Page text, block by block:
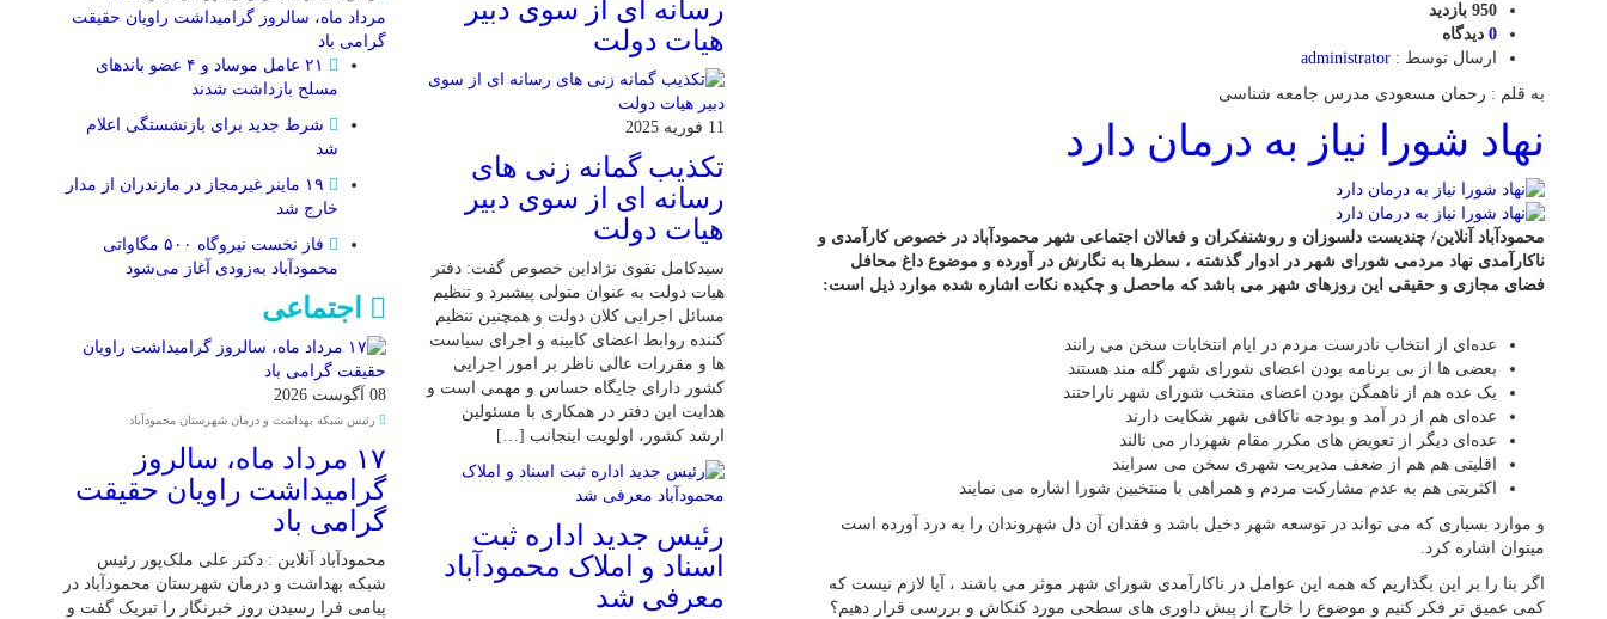
950 بازدید
0 دیدگاه
ارسال توسط : administrator
به قلم : رحمان مسعودی مدرس جامعه شناسی
نهاد شورا نیاز به درمان دارد
محمودآباد آنلاین/ چندیست دلسوزان و روشنفکران و فعالان اجتماعی شهر محمودآباد در خصوص کارآمدی و
ناکارآمدی نهاد مردمی شورای شهر در ادوار گذشته ، سطرها به نگارش در آورده و موضوع داغ محافل
فضای مجازی و حقیقی این روزهای شهر می باشد که ماحصل و چکیده نکات اشاره شده موارد ذیل است:
عده‌ای از انتخاب نادرست مردم در ایام انتخابات سخن می رانند
بعضی ها از بی برنامه بودن اعضای شورای شهر گله مند هستند
یک عده هم از ناهمگن بودن اعضای منتخب شورای شهر ناراحتند
عده‌ای هم از در آمد و بودجه ناکافی شهر شکایت دارند
عده‌ای دیگر از تعویض های مکرر مقام شهردار می نالند
اقلیتی هم هم از ضعف مدیریت شهری سخن می سرایند
اکثریتی هم به عدم مشارکت مردم و همراهی با منتخبین شورا اشاره می نمایند
و موارد بسیاری که می تواند در توسعه شهر دخیل باشد و فقدان آن دل شهروندان را به درد آورده است
میتوان اشاره کرد.
اگر بنا را بر این بگذاریم که همه این عوامل در ناکارآمدی شورای شهر موثر می باشند ، آیا لازم نیست که
کمی عمیق تر فکر کنیم و موضوع را خارج از پیش داوری های سطحی مورد کنکاش و بررسی قرار دهیم؟
رسانه ای از سوی دبیر
هیات دولت
11 فوریه 2025
تکذیب گمانه زنی های
رسانه ای از سوی دبیر
هیات دولت
سیدکامل تقوی نژاداین خصوص گفت: دفتر
هیات دولت به عنوان متولی پیشبرد و تنظیم
مسائل اجرایی کلان دولت و همچنین تنظیم
کننده روابط اعضای کابینه و اجرای سیاست
ها و مقررات عالی ناظر بر امور اجرایی
کشور دارای جایگاه حساس و مهمی است و
هدایت این دفتر در همکاری با مسئولین
ارشد کشور، اولویت اینجانب […]
رئیس جدید اداره ثبت
اسناد و املاک محمودآباد
معرفی شد
مرداد ماه، سالروز گرامیداشت راویان حقیقت
گرامی باد
۲۱ عامل موساد و ۴ عضو باند‌های
مسلح بازداشت شدند
شرط جدید برای بازنشستگی اعلام
شد
۱۹ ماینر غیرمجاز در مازندران از مدار
خارج شد
فاز نخست نیروگاه ۵۰۰ مگاواتی
محمودآباد به‌زودی آغاز می‌شود
اجتماعی
08 آگوست 2026
رئیس شبکه بهداشت و درمان شهرستان محمودآباد
۱۷ مرداد ماه، سالروز
گرامیداشت راویان حقیقت
گرامی باد
محمودآباد آنلاین : دکتر علی ملک‌پور رئیس
شبکه بهداشت و درمان شهرستان محمودآباد در
پیامی فرا رسیدن روز خبرنگار را تبریک گفت و